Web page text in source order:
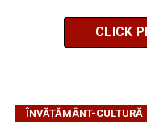
CLICK
ÎNVĂȚĂMÂNT-CULTURĂ